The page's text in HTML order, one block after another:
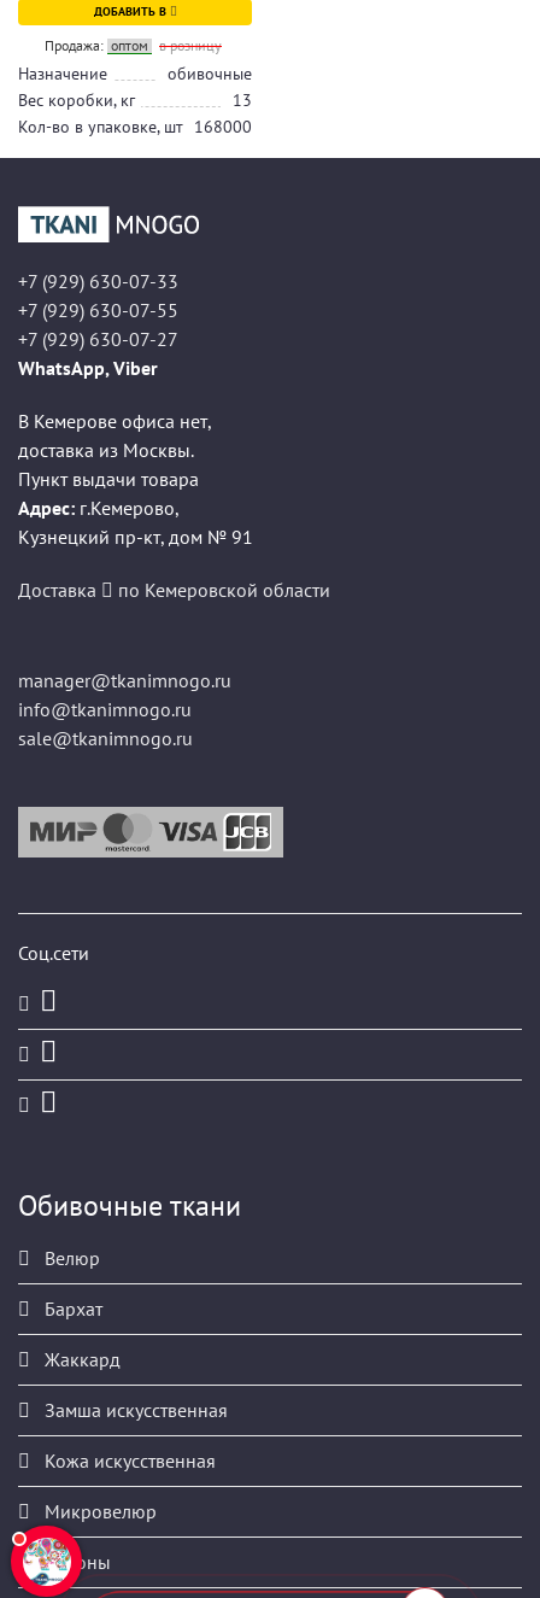
ДОБАВИТЬ В
Продажа: оптом в розницу
Назначение
обивочные
Вес коробки, кг
13
Кол-во в упаковке, шт 168000
+7 (929) 630-07-33
+7 (929) 630-07-55
+7 (929) 630-07-27
WhatsApp, Viber
В Кемерове офиса нет,
доставка из Москвы.
Пункт выдачи товара
Адрес: г.Кемерово,
Кузнецкий пр-кт, дом № 91
Доставка по Кемеровской области
manager@tkanimnogo.ru
info@tkanimnogo.ru
sale@tkanimnogo.ru
Соц.сети
Обивочные ткани
Велюр
Бархат
Жаккард
Замша искусственная
Кожа искусственная
Микровелюр
Купоны